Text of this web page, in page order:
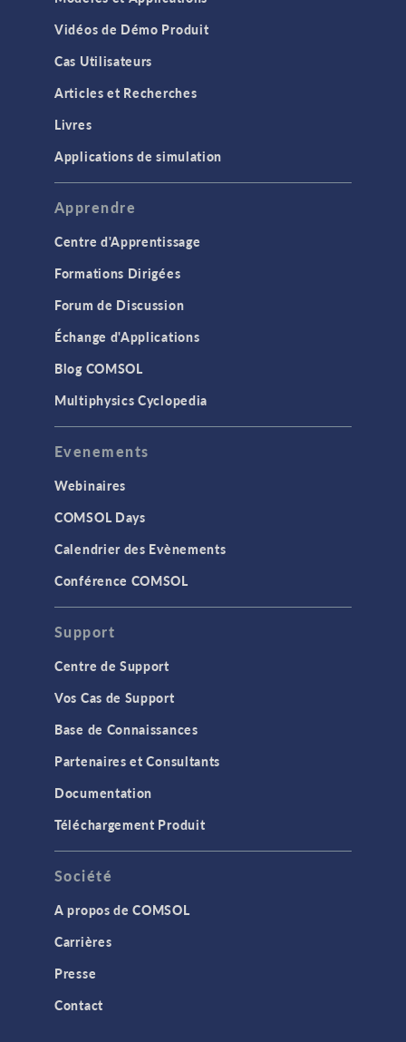
Vidéos de Démo Produit
Cas Utilisateurs
Articles et Recherches
Livres
Applications de simulation
Apprendre
Centre d'Apprentissage
Formations Dirigées
Forum de Discussion
Échange d'Applications
Blog COMSOL
Multiphysics Cyclopedia
Evenements
Webinaires
COMSOL Days
Calendrier des Evènements
Conférence COMSOL
Support
Centre de Support
Vos Cas de Support
Base de Connaissances
Partenaires et Consultants
Documentation
Téléchargement Produit
Société
A propos de COMSOL
Carrières
Presse
Contact